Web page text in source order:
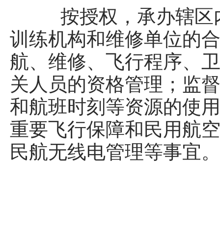
按授权，承办辖区
训练机构和维修单位的
航、维修、飞行程序、
关人员的资格管理；监
和航班时刻等资源的使
重要飞行保障和民用航
民航无线电管理等事宜。